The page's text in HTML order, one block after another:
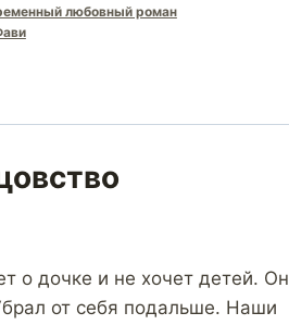
любовный роман
о дочке и не хочет детей. Он
от себя подальше. Наши